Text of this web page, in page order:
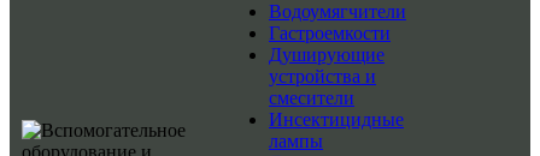
Водоумягчители
Гастроемкости
Душирующие
устройства и
смесители
Инсектицидные
лампы